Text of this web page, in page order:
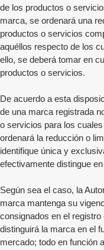
de los productos o
marca, se ordenará una
productos o servicios
aquéllos respecto de los
ello, se deberá tomar en
productos o servicios.
De acuerdo a esta
de una marca registrada
o servicios para los
ordenará la reducción o
identifique única y
efectivamente distingue
Según sea el caso, la
marca mantenga su
consignados en el
distinguirá la marca en el
mercado; todo en función